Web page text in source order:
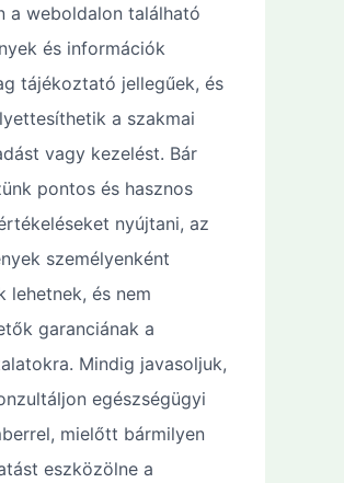
a weboldalon található
és információk
tájékoztató jellegűek, és
a szakmai
vagy kezelést. Bár
pontos és hasznos
nyújtani, az
személyenként
lehetnek, és nem
garanciának a
Mindig javasoljuk,
egészségügyi
mielőtt bármilyen
eszközölne a